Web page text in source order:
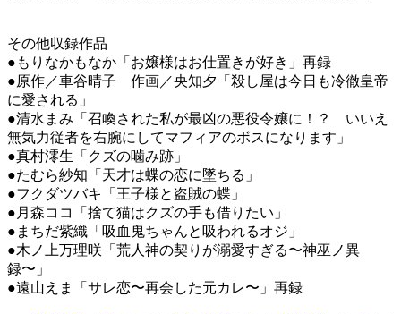
その他収録作品
●もりなかもなか「お嬢様はお仕置きが好き」再録
●原作／車谷晴子 作画／央知夕「殺し屋は今日も冷徹皇帝
に愛される」
●清水まみ「召喚された私が最凶の悪役令嬢に！？ いいえ
無気力従者を右腕にしてマフィアのボスになります」
●真村澪生「クズの噛み跡」
●たむら紗知「天才は蝶の恋に墜ちる」
●フクダツバキ「王子様と盗賊の蝶」
●月森ココ「捨て猫はクズの手も借りたい」
●まちだ紫織「吸血鬼ちゃんと吸われるオジ」
●木ノ上万理咲「荒人神の契りが溺愛すぎる〜神巫ノ異
録〜」
●遠山えま「サレ恋〜再会した元カレ〜」再録